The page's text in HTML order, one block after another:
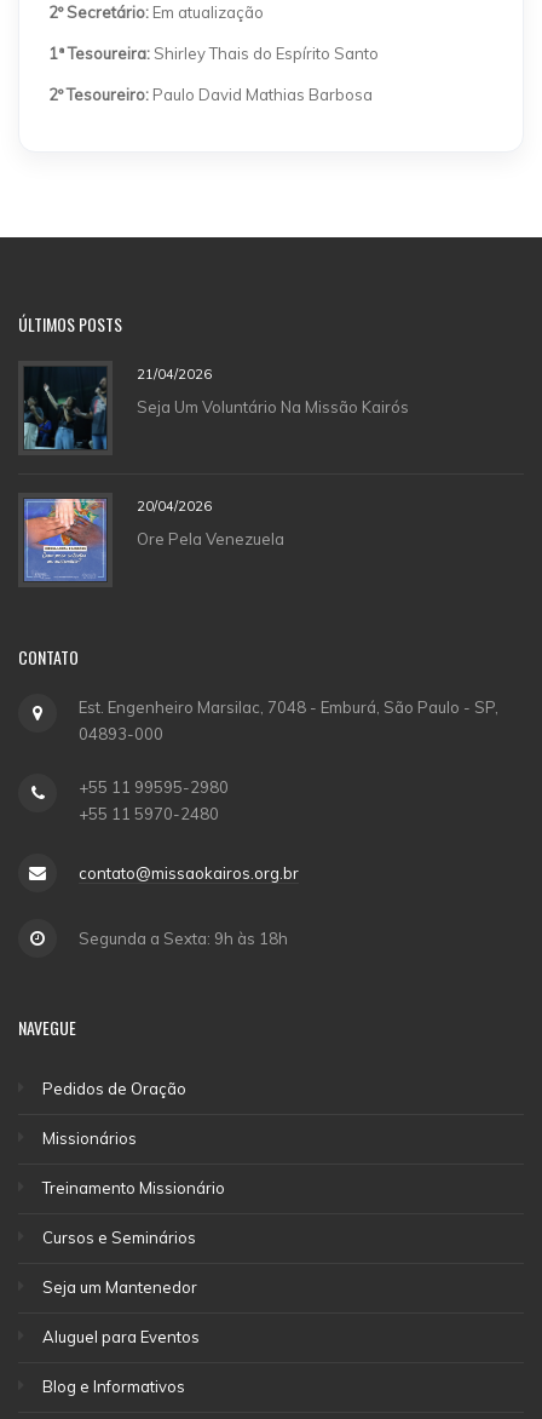
2º Secretário: Em atualização
1ª Tesoureira: Shirley Thais do Espírito Santo
2º Tesoureiro: Paulo David Mathias Barbosa
ÚLTIMOS POSTS
21/04/2026
Seja Um Voluntário Na Missão Kairós
20/04/2026
Ore Pela Venezuela
CONTATO
Est. Engenheiro Marsilac, 7048 - Emburá, São Paulo - SP,
04893-000
+55 11 99595-2980
+55 11 5970-2480
contato@missaokairos.org.br
Segunda a Sexta: 9h às 18h
NAVEGUE
Pedidos de Oração
Missionários
Treinamento Missionário
Cursos e Seminários
Seja um Mantenedor
Aluguel para Eventos
Blog e Informativos